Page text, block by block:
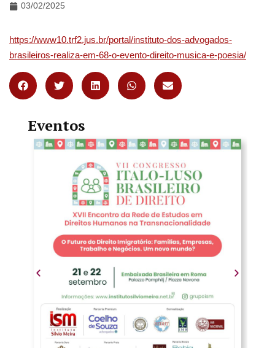
03/02/2025
https://www10.trf2.jus.br/portal/instituto-dos-advogados-
brasileiros-realiza-em-68-o-evento-direito-musica-e-poesia/
Eventos